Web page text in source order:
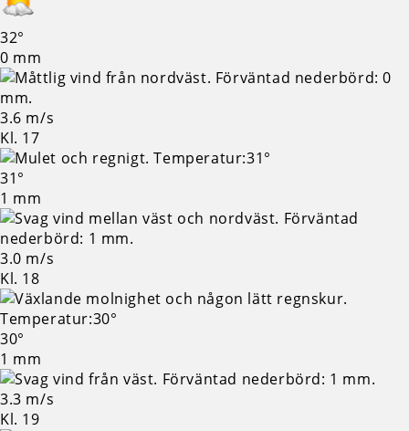
32°
0 mm
3.6 m/s
Kl. 17
31°
1 mm
3.0 m/s
Kl. 18
30°
1 mm
3.3 m/s
Kl. 19